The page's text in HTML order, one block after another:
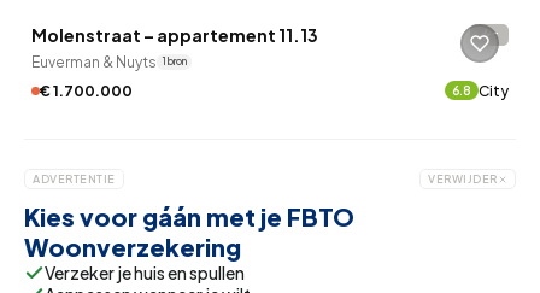
Molenstraat – appartement 11.13 -
Euverman & Nuyts 1 bron
€ 1.700.000 6.8 City
ADVERTENTIE VERWIJDER
Kies voor gáán met je FBTO
Woonverzekering
Verzeker je huis en spullen